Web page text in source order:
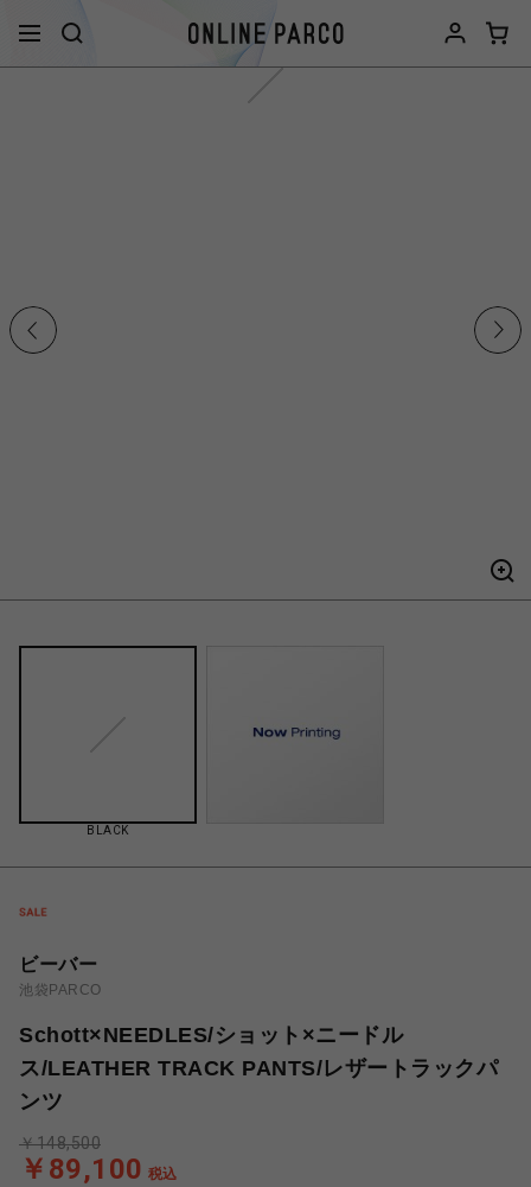
BLACK
ビーバー
池袋PARCO
Schott×NEEDLES/ショット×ニードル
ス/LEATHER TRACK PANTS/レザートラックパ
ンツ
￥89,100 税込
￥148,500